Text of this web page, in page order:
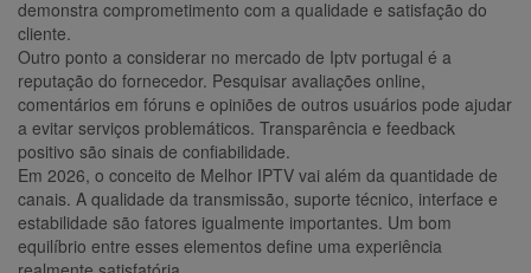
demonstra comprometimento com a qualidade e satisfação do
cliente.
Outro ponto a considerar no mercado de Iptv portugal é a
reputação do fornecedor. Pesquisar avaliações online,
comentários em fóruns e opiniões de outros usuários pode ajudar
a evitar serviços problemáticos. Transparência e feedback
positivo são sinais de confiabilidade.
Em 2026, o conceito de Melhor IPTV vai além da quantidade de
canais. A qualidade da transmissão, suporte técnico, interface e
estabilidade são fatores igualmente importantes. Um bom
equilíbrio entre esses elementos define uma experiência